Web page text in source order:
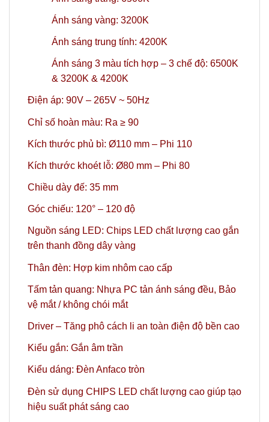
Ánh sáng vàng: 3200K
Ánh sáng trung tính: 4200K
Ánh sáng 3 màu tích hợp – 3 chế độ: 6500K
& 3200K & 4200K
Điện áp: 90V – 265V ~ 50Hz
Chỉ số hoàn màu: Ra ≥ 90
Kích thước phủ bì: Ø110 mm – Phi 110
Kích thước khoét lỗ: Ø80 mm – Phi 80
Chiều dày đế: 35 mm
Góc chiếu: 120° – 120 độ
Nguồn sáng LED: Chips LED chất lượng cao gắn
trên thanh đồng dây vàng
Thân đèn: Hợp kim nhôm cao cấp
Tấm tản quang: Nhựa PC tản ánh sáng đều, Bảo
vệ mắt / không chói mắt
Driver – Tăng phô cách li an toàn điện độ bền cao
Kiểu gắn: Gắn âm trần
Kiểu dáng: Đèn Anfaco tròn
Đèn sử dụng CHIPS LED chất lượng cao giúp tạo
hiệu suất phát sáng cao